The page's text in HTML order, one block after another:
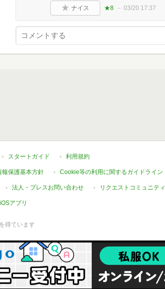
ナイス ★8 03/20 17:37
スタートガイド 利用規約
報保護基本方針 Cookie等の利用に関するガイドライン
法人・プレスお問い合わせ リクエストコミュニティ
iOSアプリ
得ています